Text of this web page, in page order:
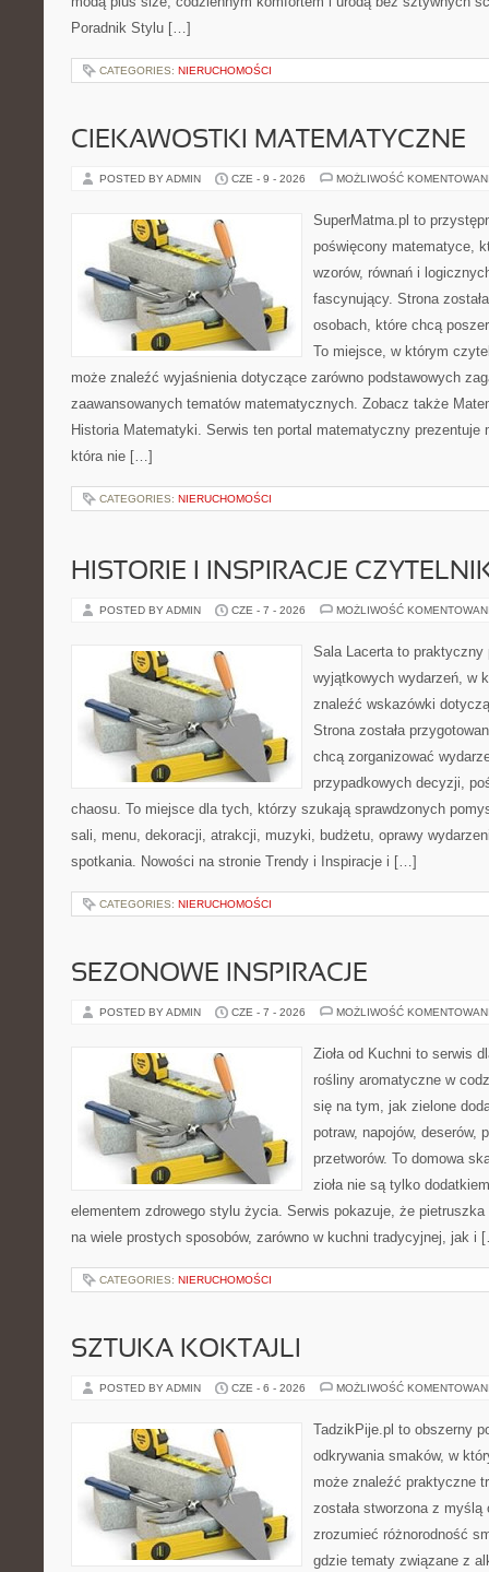
Poradnik Stylu […]
CATEGORIES: NIERUCHOMOŚCI
CIEKAWOSTKI MATEMATYCZNE
POSTED BY ADMIN CZE - 9 - 2026 MOŻLIWOŚĆ
SuperMatma.pl to
poświęcony matematyce,
wzorów, równań i
fascynujący. Strona
osobach, które chcą
To miejsce, w którym
może znaleźć wyjaśnienia dotyczące zarówno podstawowych
zaawansowanych tematów matematycznych. Zobacz także
Historia Matematyki. Serwis ten portal matematyczny prezentuje
która nie […]
CATEGORIES: NIERUCHOMOŚCI
HISTORIE I INSPIRACJE
POSTED BY ADMIN CZE - 7 - 2026 MOŻLIWOŚĆ
Sala Lacerta to praktyczny
wyjątkowych wydarzeń, w
znaleźć wskazówki
Strona została
chcą zorganizować
przypadkowych decyzji,
chaosu. To miejsce dla tych, którzy szukają sprawdzonych
sali, menu, dekoracji, atrakcji, muzyki, budżetu, oprawy
spotkania. Nowości na stronie Trendy i Inspiracje i […]
CATEGORIES: NIERUCHOMOŚCI
SEZONOWE INSPIRACJE
POSTED BY ADMIN CZE - 7 - 2026 MOŻLIWOŚĆ
Zioła od Kuchni to serwis
rośliny aromatyczne w
się na tym, jak zielone
potraw, napojów, deserów,
przetworów. To domowa
zioła nie są tylko
elementem zdrowego stylu życia. Serwis pokazuje, że
na wiele prostych sposobów, zarówno w kuchni tradycyjnej, jak i
CATEGORIES: NIERUCHOMOŚCI
SZTUKA KOKTAJLI
POSTED BY ADMIN CZE - 6 - 2026 MOŻLIWOŚĆ
TadzikPije.pl to obszerny
odkrywania smaków, w
może znaleźć praktyczne
została stworzona z
zrozumieć różnorodność
gdzie tematy związane z